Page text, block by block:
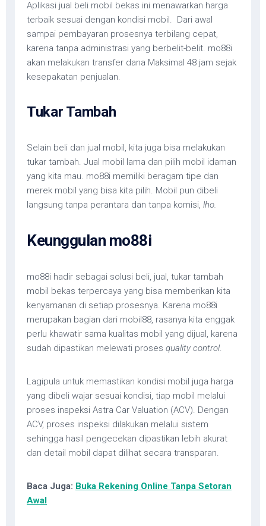
Aplikasi jual beli mobil bekas ini menawarkan harga
terbaik sesuai dengan kondisi mobil. Dari awal
sampai pembayaran prosesnya terbilang cepat,
karena tanpa administrasi yang berbelit-belit. mo88i
akan melakukan transfer dana Maksimal 48 jam sejak
kesepakatan penjualan.
Tukar Tambah
Selain beli dan jual mobil, kita juga bisa melakukan
tukar tambah. Jual mobil lama dan pilih mobil idaman
yang kita mau. mo88i memiliki beragam tipe dan
merek mobil yang bisa kita pilih. Mobil pun dibeli
langsung tanpa perantara dan tanpa komisi, lho.
Keunggulan mo88i
mo88i hadir sebagai solusi beli, jual, tukar tambah
mobil bekas terpercaya yang bisa memberikan kita
kenyamanan di setiap prosesnya. Karena mo88i
merupakan bagian dari mobil88, rasanya kita enggak
perlu khawatir sama kualitas mobil yang dijual, karena
sudah dipastikan melewati proses quality control.
Lagipula untuk memastikan kondisi mobil juga harga
yang dibeli wajar sesuai kondisi, tiap mobil melalui
proses inspeksi Astra Car Valuation (ACV). Dengan
ACV, proses inspeksi dilakukan melalui sistem
sehingga hasil pengecekan dipastikan lebih akurat
dan detail mobil dapat dilihat secara transparan.
Baca Juga: Buka Rekening Online Tanpa Setoran
Awal